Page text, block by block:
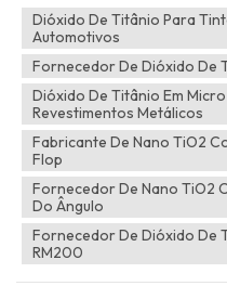
aplicações em áreas onde o
requisitos. Com os avanços
superfície e processamento
nano estão em constante
do dia a dia até a fabricação
ambiental.Devido ao seu
atividade fotocatalítica e alta
nanoestruturado está
um material funcional de
ambiental, em novas
Dióxido De Titânio Para
Automotivos
Fornecedor De Dióxido De
Dióxido De Titânio Em
Revestimentos Metálicos
Fabricante De Nano TiO2
Flop
Fornecedor De Nano TiO2
Do Ângulo
Fornecedor De Dióxido De
RM200